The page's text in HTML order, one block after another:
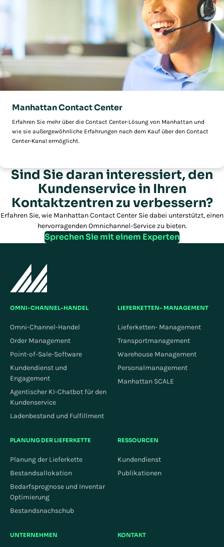
Manhattan Contact Center
Erfahren Sie mehr über die Contact Center-Lösung von Manhattan und
wie sie außergewöhnliche Erfahrungen nach dem Kauf über den Contact
Center-Kanal ermöglicht.
Sind Sie daran interessiert, den
Kundenservice in Ihren
Kontaktzentren zu verbessern?
Erfahren Sie, wie Manhattan Contact Center Sie dabei unterstützt, einen
hervorragenden Omnichannel-Service zu bieten.
Sprechen Sie mit einem Experten
OMNI-CHANNEL-HANDEL
Omni-Channel-Handel
Order Management
Point-of-Sale-Software
Kundendienst und
Engagement
Agentischer KI-Chatbot für den
Kundenservice
Ladenbestand und Fulfillment
LIEFERKETTEN- MANAGEMENT
Lieferketten- Management
Transportmanagement
Warehouse Management
Personalmanagement
Manhattan SCALE
PLANUNG DER LIEFERKETTE
Planung der Lieferkette
Bestandsallokation
Bedarfsprognose und Inventar
Optimierung
Bestandsnachschub
RESSOURCEN
Kundendienst
Publikationen
UNTERNEHMEN KONTAKT